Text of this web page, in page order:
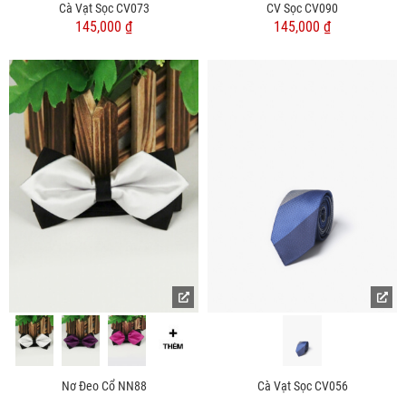
Cà Vạt Sọc CV073
145,000 ₫
CV Sọc CV090
145,000 ₫
Nơ Đeo Cổ NN88 Cà Vạt Sọc CV056